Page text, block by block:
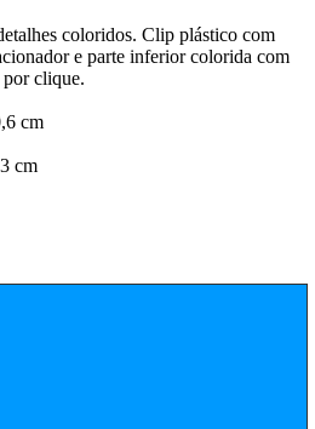
coloridos. Clip plástico com
e parte inferior colorida com
clique.
cm
cm